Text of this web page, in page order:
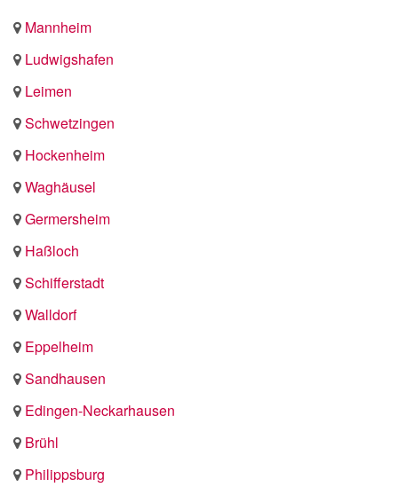
Mannheim
Ludwigshafen
Leimen
Schwetzingen
Hockenheim
Waghäusel
Germersheim
Haßloch
Schifferstadt
Walldorf
Eppelheim
Sandhausen
Edingen-Neckarhausen
Brühl
Philippsburg